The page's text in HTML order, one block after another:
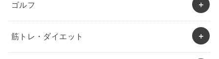
ゴルフ
筋トレ・ダイエット